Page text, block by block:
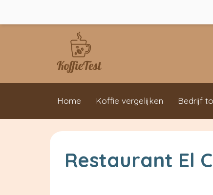
Home Koffie vergelijken Bedrijf
Restaurant El